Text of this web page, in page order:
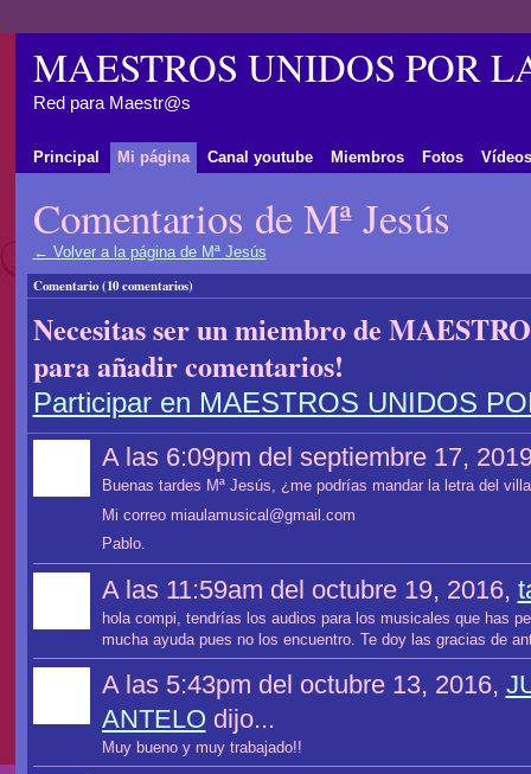
MAESTROS UNIDOS POR
Red para Maestr@s
Principal Mi página Canal youtube Miembros Fotos Vídeos
Comentarios de Mª Jesús
← Volver a la página de Mª Jesús
Comentario (10 comentarios)
Necesitas ser un miembro de
para añadir comentarios!
Participar en MAESTROS UNIDOS
A las 6:09pm del septiembre 17,
Buenas tardes Mª Jesús, ¿me podrías mandar la letra del
Mi correo miaulamusical@gmail.com
Pablo.
A las 11:59am del octubre 19, 2016,
hola compi, tendrías los audios para los musicales que has
mucha ayuda pues no los encuentro. Te doy las gracias de
A las 5:43pm del octubre 13, 2016,
ANTELO dijo...
Muy bueno y muy trabajado!!